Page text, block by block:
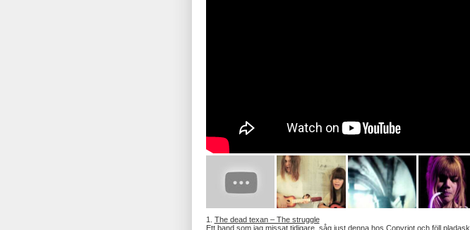
1. The dead texan – The struggle
Ett band som jag missat tidigare, såg just denna hos Copyriotoch föll pladask.